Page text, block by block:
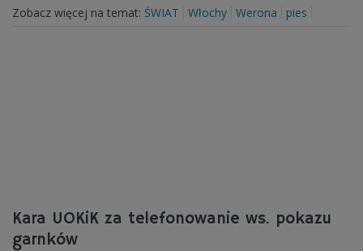
Zobacz więcej na temat: ŚWIAT Włochy Werona pies
Kara UOKiK za telefonowanie ws. pokazu
garnków